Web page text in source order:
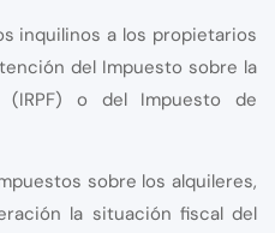
inquilinos a los propietarios
del Impuesto sobre la
o del Impuesto de
sobre los alquileres,
la situación fiscal del